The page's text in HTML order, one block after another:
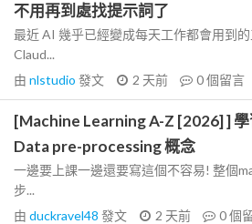
不用再到處找提示詞了
最近 AI 幾乎已經變成每天工作都會用到
Claud...
由 nlstudio 發文 2 天前 0個留言
[Machine Learning A-Z [2026] ]
Data pre-processing 概念
一邊要上課一邊還要寫這個不容易! 整個
步...
由 duckravel48 發文 2 天前 0個